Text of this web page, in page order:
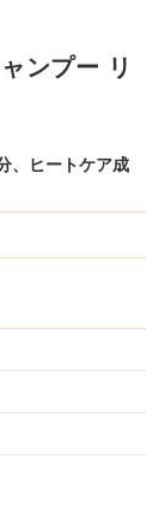
ンプー リ
、ヒートケア成